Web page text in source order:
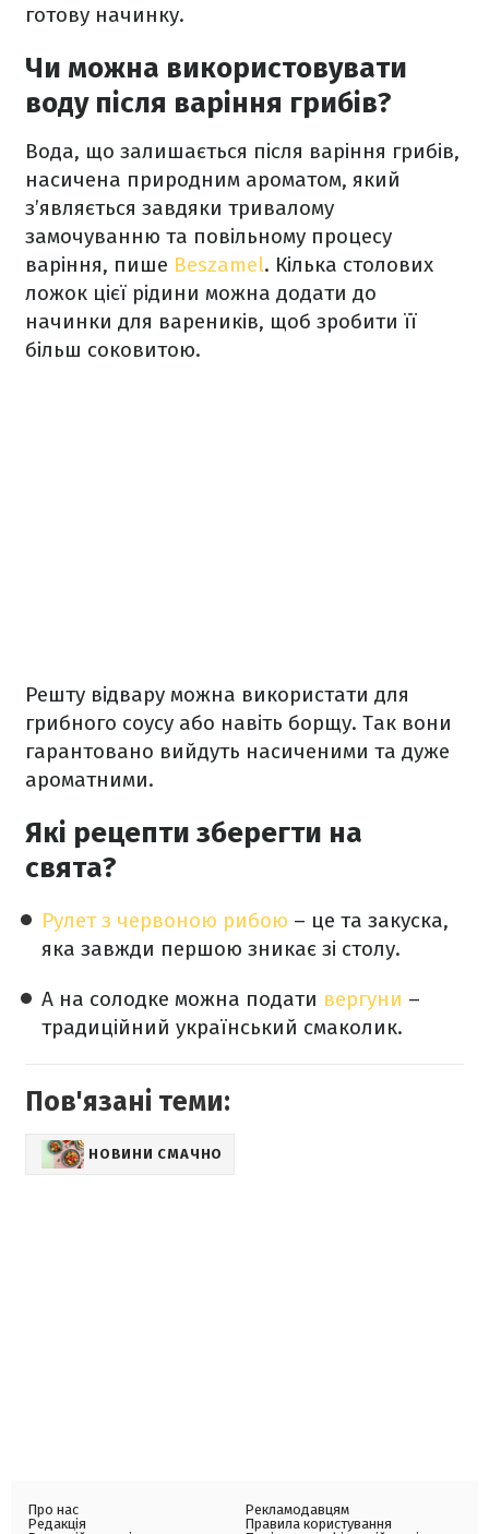
готову начинку.
Чи можна використовувати
воду після варіння грибів?
Вода, що залишається після варіння грибів,
насичена природним ароматом, який
з’являється завдяки тривалому
замочуванню та повільному процесу
варіння, пише Beszamel. Кілька столових
ложок цієї рідини можна додати до
начинки для вареників, щоб зробити її
більш соковитою.
Решту відвару можна використати для
грибного соусу або навіть борщу. Так вони
гарантовано вийдуть насиченими та дуже
ароматними.
Які рецепти зберегти на
свята?
Рулет з червоною рибою – це та закуска,
яка завжди першою зникає зі столу.
А на солодке можна подати вергуни –
традиційний український смаколик.
Пов'язані теми:
НОВИНИ СМАЧНО
Про нас
Редакція
Рекламодавцям
Правила користування